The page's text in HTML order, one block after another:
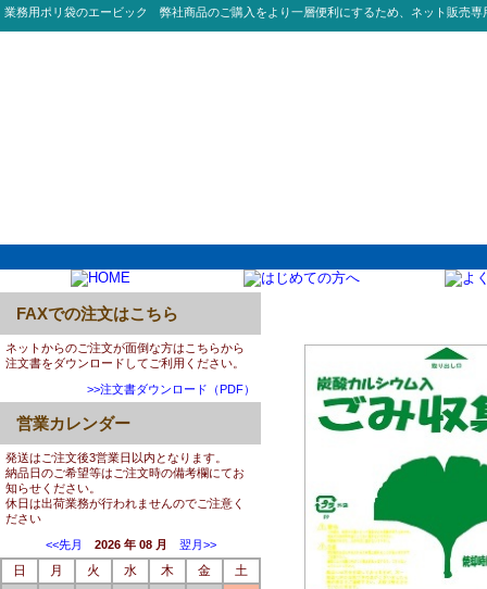
業務用ポリ袋のエービック 弊社商品のご購入をより一層便利にするため、ネット販売
FAXでの注文はこちら
ネットからのご注文が面倒な方はこちらから
注文書をダウンロードしてご利用ください。
>>注文書ダウンロード（PDF）
営業カレンダー
発送はご注文後3営業日以内となります。
納品日のご希望等はご注文時の備考欄にてお
知らせください。
休日は出荷業務が行われませんのでご注意く
ださい
<<先月
2026 年 08 月 翌月>>
日 月 火 水 木 金
土